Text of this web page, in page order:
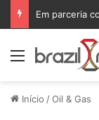
Menu
Início /Oil & Gas